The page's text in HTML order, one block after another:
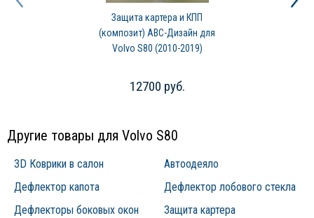
Защита картера и КПП
(композит) АВС-Дизайн для
Volvo S80 (2010-2019)
12700 руб.
Другие товары для Volvo S80
3D Коврики в салон
Автоодеяло
Дефлектор капота
Дефлектор лобового стекла
Дефлекторы боковых окон
Защита картера